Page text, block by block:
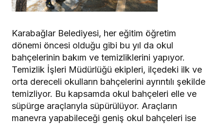
Karabağlar Belediyesi, her eğitim öğretim
dönemi öncesi olduğu gibi bu yıl da okul
bahçelerinin bakım ve temizliklerini yapıyor.
Temizlik İşleri Müdürlüğü ekipleri, ilçedeki ilk ve
orta dereceli okulların bahçelerini ayrıntılı şekilde
temizliyor. Bu kapsamda okul bahçeleri elle ve
süpürge araçlarıyla süpürülüyor. Araçların
manevra yapabileceği geniş okul bahçeleri ise